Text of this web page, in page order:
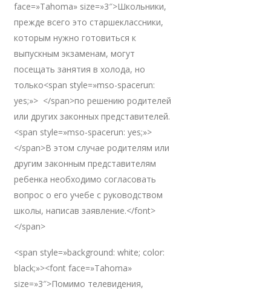
face=»Tahoma» size=»3″>Школьники,
прежде всего это старшеклассники,
которым нужно готовиться к
выпускным экзаменам, могут
посещать занятия в холода, но
только<span style=»mso-spacerun:
yes;»> </span>по решению родителей
или других законных представителей.
<span style=»mso-spacerun: yes;»>
</span>В этом случае родителям или
другим законным представителям
ребенка необходимо согласовать
вопрос о его учебе с руководством
школы, написав заявление.</font>
</span>
<span style=»background: white; color:
black;»><font face=»Tahoma»
size=»3″>Помимо телевидения,